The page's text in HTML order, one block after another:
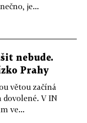
je...
nebude.
Prahy
větou začíná
dovolené. V IN
ve...